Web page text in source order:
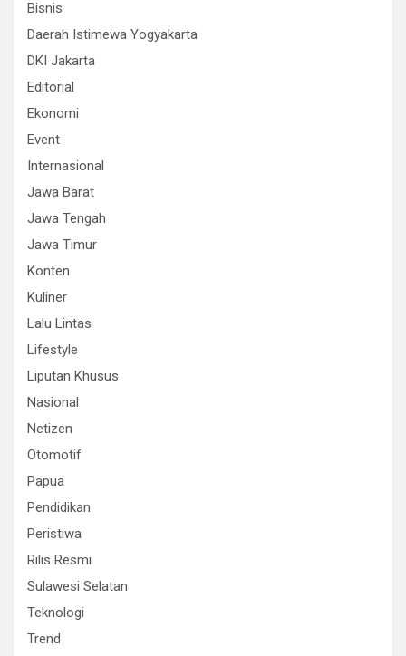
Bisnis
Daerah Istimewa Yogyakarta
DKI Jakarta
Editorial
Ekonomi
Event
Internasional
Jawa Barat
Jawa Tengah
Jawa Timur
Konten
Kuliner
Lalu Lintas
Lifestyle
Liputan Khusus
Nasional
Netizen
Otomotif
Papua
Pendidikan
Peristiwa
Rilis Resmi
Sulawesi Selatan
Teknologi
Trend